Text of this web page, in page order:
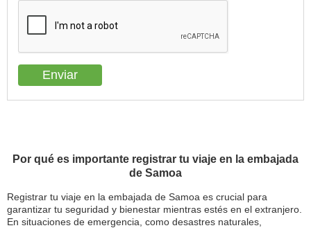
Por qué es importante registrar tu viaje en la embajada
de Samoa
Registrar tu viaje en la embajada de Samoa es crucial para
garantizar tu seguridad y bienestar mientras estés en el extranjero.
En situaciones de emergencia, como desastres naturales,